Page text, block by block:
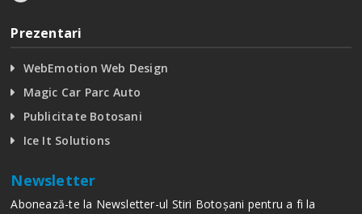
Prezentari
WebEmotion Web Design
Magic Car Parc Auto
Publicitate Botosani
Ice It Solutions
Newsletter
Abonează-te la Newsletter-ul Stiri Botoșani pentru a fi la